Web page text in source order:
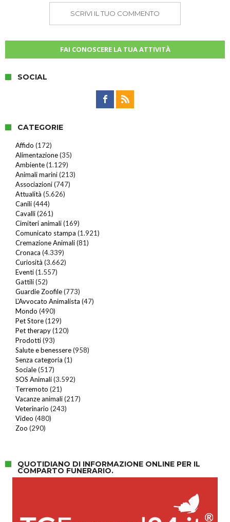
SCRIVI IL TUO COMMENTO
FAI CONOSCERE LA TUA ATTIVITÀ
SOCIAL
CATEGORIE
Affido (172)
Alimentazione(35)
Ambiente(1.129)
Animali marini(213)
Associazioni(747)
Attualità (5.626)
Canili(444)
Cavalli(261)
Cimiteri animali(169)
Comunicato stampa (1.921)
Cremazione Animali(81)
Cronaca (4.339)
Curiosità (3.662)
Eventi(1.557)
Gattili(52)
Guardie Zoofile(773)
L'Avvocato Animalista (47)
Mondo (490)
Pet Store(129)
Pet therapy(120)
Prodotti(93)
Salute e benessere(958)
Senza categoria (1)
Sociale(517)
SOS Animali(3.592)
Terremoto (21)
Vacanze animali(217)
Veterinario (243)
Video (480)
Zoo (290)
QUOTIDIANO DI INFORMAZIONE ONLINE PER IL
COMPARTO FUNERARIO.